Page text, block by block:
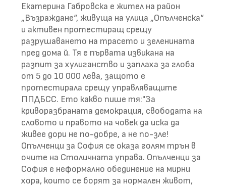
Екатерина Габровска е жител на район
„Възраждане“, живуща на улица „Опълченска“
и активен протестиращ срещу
разрушаването на трасето и зеленината
пред дома й. Тя е първата извикана на
разпит за хулиганство и заплаха за глоба
от 5 до 10 000 лева, защото е
протестирала срещу управляващите
ППДБСС. Ето какво пише тя:"За
криворазбраната демокрация, свободата на
словото и правото на човек да иска да
живее дори не по-добре, а не по-зле!
Опълченци за София се оказа голям трън в
очите на Столичната управа. Опълченци за
София е неформално обединение на мирни
хора, които се борят за нормален живот,